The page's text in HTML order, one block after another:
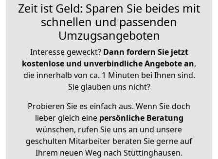
Zeit ist Geld: Sparen Sie beides mit
schnellen und passenden
Umzugsangeboten
Interesse geweckt? Dann fordern Sie jetzt
kostenlose und unverbindliche Angebote an,
die innerhalb von ca. 1 Minuten bei Ihnen sind.
Sie glauben uns nicht?
Probieren Sie es einfach aus. Wenn Sie doch
lieber gleich eine persönliche Beratung
wünschen, rufen Sie uns an und unsere
geschulten Mitarbeiter beraten Sie gerne auf
Ihrem neuen Weg nach Stüttinghausen.